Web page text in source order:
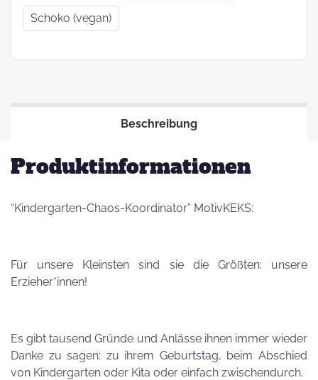
Schoko (vegan)
Beschreibung
Produktinformationen
“Kindergarten-Chaos-Koordinator” MotivKEKS:
Für unsere Kleinsten sind sie die Größten: unsere
Erzieher*innen!
Es gibt tausend Gründe und Anlässe ihnen immer wieder
Danke zu sagen: zu ihrem Geburtstag, beim Abschied
von Kindergarten oder Kita oder einfach zwischendurch.